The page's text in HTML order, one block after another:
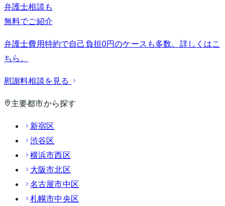
弁護士相談も
無料でご紹介
弁護士費用特約で自己負担0円のケースも多数。詳しくはこ
ちら。
慰謝料相談を見る
主要都市から探す
新宿区
渋谷区
横浜市西区
大阪市北区
名古屋市中区
札幌市中央区